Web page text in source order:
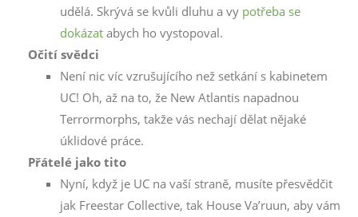
udělá. Skrývá se kvůli dluhu a vy potřeba se
dokázat abych ho vystopoval.
Očití svědci
Není nic víc vzrušujícího než setkání s kabinetem
UC! Oh, až na to, že New Atlantis napadnou
Terrormorphs, takže vás nechají dělat nějaké
úklidové práce.
Přátelé jako tito
Nyní, když je UC na vaší straně, musíte přesvědčit
jak Freestar Collective, tak House Va’ruun, aby vám